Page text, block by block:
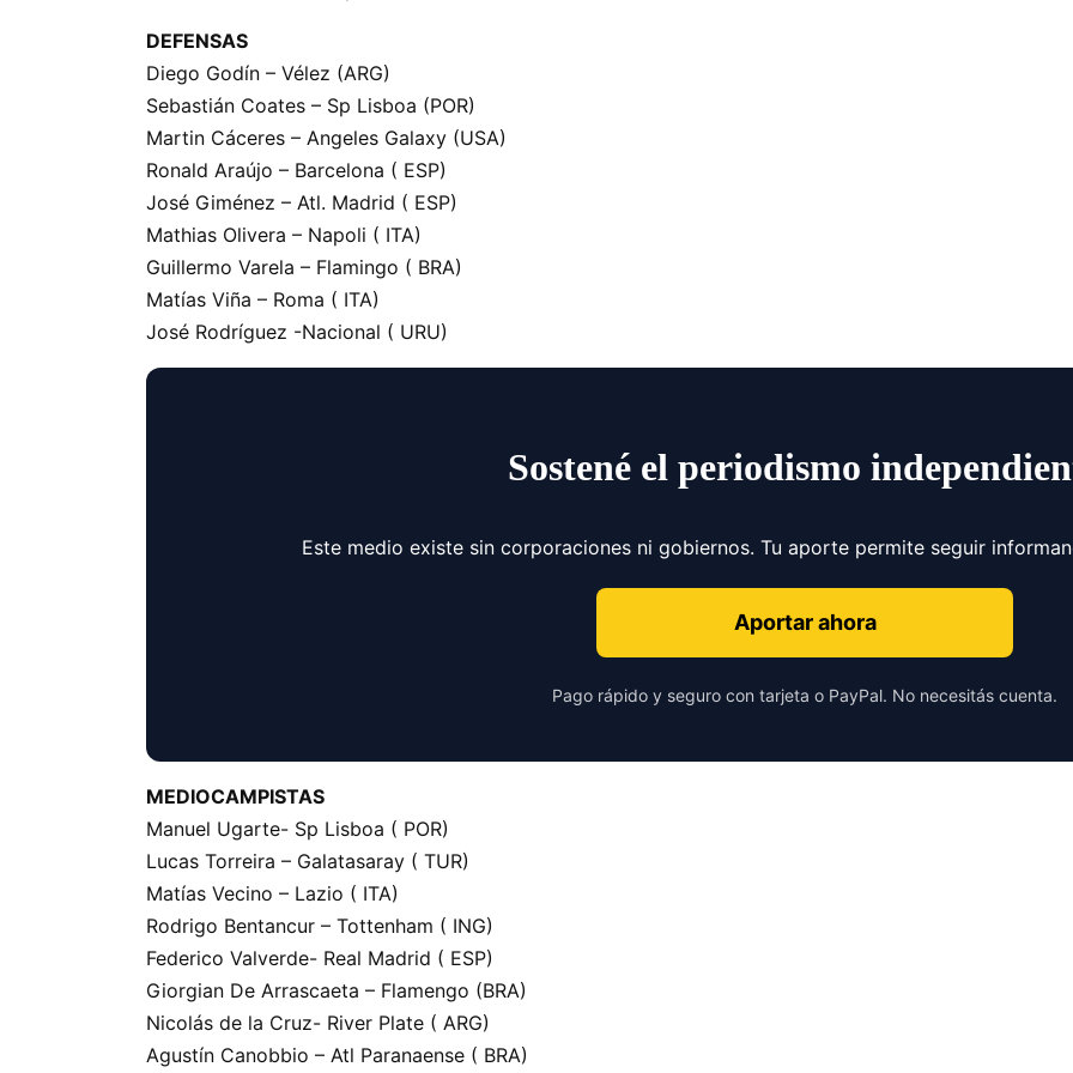
DEFENSAS
Diego Godín – Vélez (ARG)
Sebastián Coates – Sp Lisboa (POR)
Martin Cáceres – Angeles Galaxy (USA)
Ronald Araújo – Barcelona ( ESP)
José Giménez – Atl. Madrid ( ESP)
Mathias Olivera – Napoli ( ITA)
Guillermo Varela – Flamingo ( BRA)
Matías Viña – Roma ( ITA)
José Rodríguez -Nacional ( URU)
Sostené el periodismo
Este medio existe sin corporaciones ni gobiernos. Tu aporte permite seguir
Aportar ahora
Pago rápido y seguro con tarjeta o PayPal. No necesitás cuenta.
MEDIOCAMPISTAS
Manuel Ugarte- Sp Lisboa ( POR)
Lucas Torreira – Galatasaray ( TUR)
Matías Vecino – Lazio ( ITA)
Rodrigo Bentancur – Tottenham ( ING)
Federico Valverde- Real Madrid ( ESP)
Giorgian De Arrascaeta – Flamengo (BRA)
Nicolás de la Cruz- River Plate ( ARG)
Agustín Canobbio – Atl Paranaense ( BRA)